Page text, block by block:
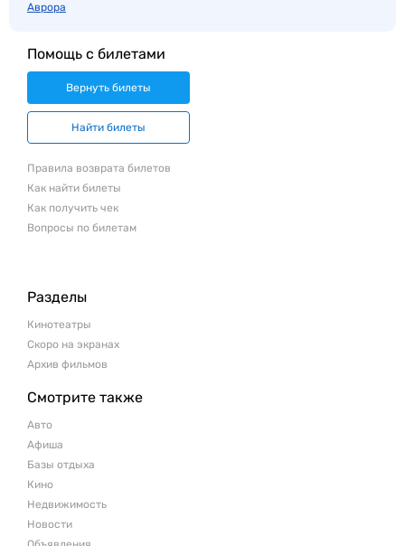
Аврора
Помощь с билетами
Вернуть билеты
Найти билеты
Правила возврата билетов
Как найти билеты
Как получить чек
Вопросы по билетам
Разделы
Кинотеатры
Скоро на экранах
Архив фильмов
Смотрите также
Авто
Афиша
Базы отдыха
Кино
Недвижимость
Новости